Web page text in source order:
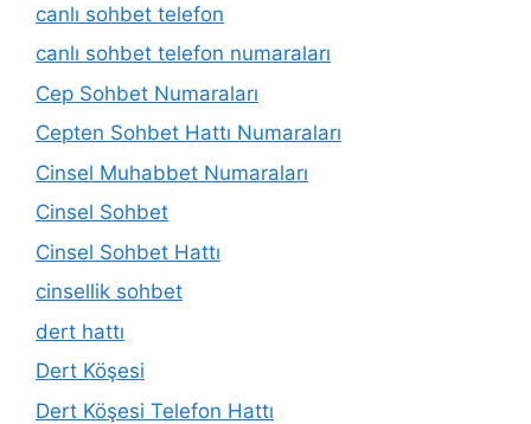
canlı sohbet telefon
canlı sohbet telefon numaraları
Cep Sohbet Numaraları
Cepten Sohbet Hattı Numaraları
Cinsel Muhabbet Numaraları
Cinsel Sohbet
Cinsel Sohbet Hattı
cinsellik sohbet
dert hattı
Dert Köşesi
Dert Köşesi Telefon Hattı